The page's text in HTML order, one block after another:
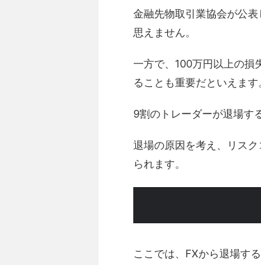
金融先物取引業協会が公
思えません。
一方で、100万円以上の損
ることも重要だといえます
9割のトレーダーが退場す
退場の原因を考え、リス
られます。
ここでは、FXから退場す